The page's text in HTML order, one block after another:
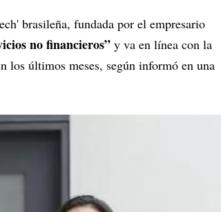
brasileña, fundada por el empresario
no financieros” y va en línea con la
los últimos meses, según informó en una